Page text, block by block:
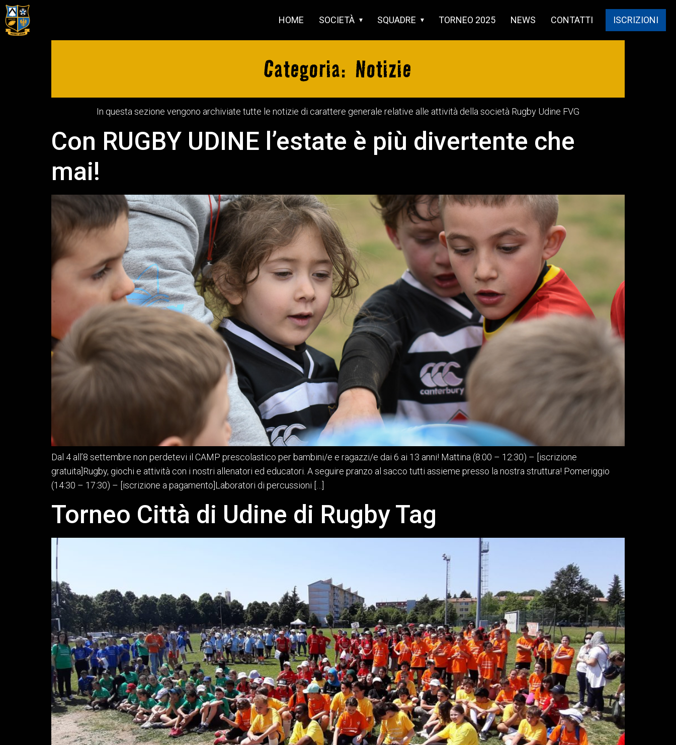
HOME SOCIETÀ SQUADRE TORNEO 2025 NEWS CONTATTI ISCRIZIONI
Categoria: Notizie
In questa sezione vengono archiviate tutte le notizie di carattere generale relative alle attività della società Rugby Udine FVG
Con RUGBY UDINE l’estate è più divertente che
mai!
Dal 4 all’8 settembre non perdetevi il CAMP prescolastico per bambini/e e ragazzi/e dai 6 ai 13 anni! Mattina (8:00 – 12:30) – [iscrizione
gratuita]Rugby, giochi e attività con i nostri allenatori ed educatori. A seguire pranzo al sacco tutti assieme presso la nostra struttura! Pomeriggio
(14:30 – 17:30) – [iscrizione a pagamento]Laboratori di percussioni […]
Torneo Città di Udine di Rugby Tag